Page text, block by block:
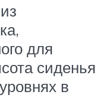
для
сиденья
в